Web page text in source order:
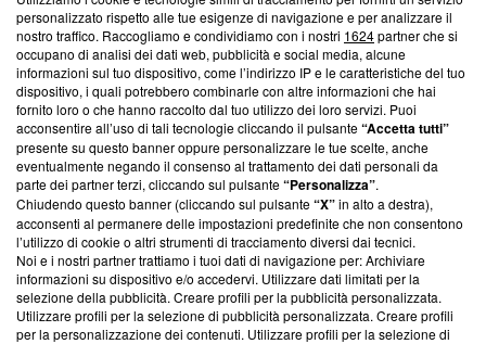
Questa sezione offre informazioni trasparenti su Blasting
News, sui nostri processi editoriali e su come ci impegniamo a
creare news di qualità. Inoltre, afferma la nostra aderenza a
‘Trust Project - News with Integrity’Blasting News non è
ancora membro del programma, ma ha richiesto di farne
parte; Trust Project non ha ancora effettuato una verifica di
conformità agli standard.
Su di noi
Team editoriale
Corporate
Redazione
personalizzato rispetto alle tue esigenze di navigazione e per analizzare il
nostro traffico. Raccogliamo e condividiamo con i nostri 1624partner che si
occupano di analisi dei dati web, pubblicità e social media, alcune
informazioni sul tuo dispositivo, come l’indirizzo IP e le caratteristiche del tuo
dispositivo, i quali potrebbero combinarle con altre informazioni che hai
fornito loro o che hanno raccolto dal tuo utilizzo dei loro servizi. Puoi
acconsentire all’uso di tali tecnologie cliccando il pulsante“Accetta tutti”
presente su questo banner oppure personalizzare le tue scelte, anche
eventualmente negando il consenso al trattamento dei dati personali da
parte dei partner terzi, cliccando sul pulsante“Personalizza”.
Chiudendo questo banner (cliccando sul pulsante“X”in alto a destra),
acconsenti al permanere delle impostazioni predefinite che non consentono
l’utilizzo di cookie o altri strumenti di tracciamento diversi dai tecnici.
Noi e i nostri partner trattiamo i tuoi dati di navigazione per: Archiviare
informazioni su dispositivo e/o accedervi. Utilizzare dati limitati per la
selezione della pubblicità. Creare profili per la pubblicità personalizzata.
Utilizzare profili per la selezione di pubblicità personalizzata. Creare profili
per la personalizzazione dei contenuti. Utilizzare profili per la selezione di